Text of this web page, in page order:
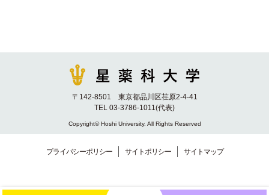
〒142-8501 東京都品川区荏原2-4-41
TEL 03-3786-1011(代表)
Copyright© Hoshi University. All Rights Reserved
プライバシーポリシー サイトポリシー サイトマップ